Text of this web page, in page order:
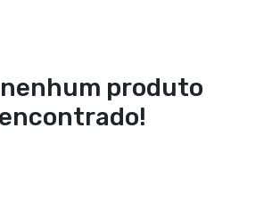
nenhum produto
encontrado!